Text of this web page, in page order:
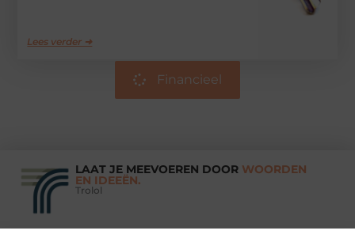
Lees verder ➜
Financieel
LAAT JE MEEVOEREN DOOR WOORDEN
EN IDEEËN.
Trolol